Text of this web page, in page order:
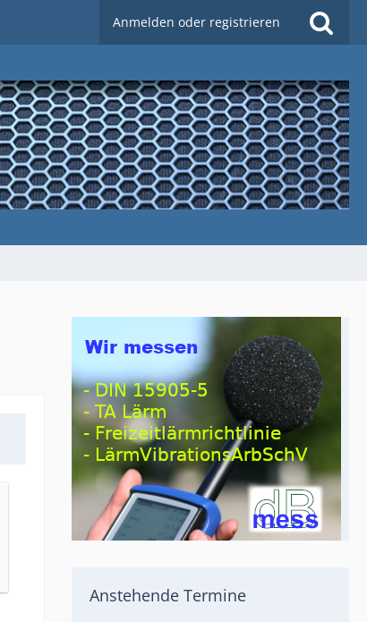
Anmelden oder registrieren
Anstehende Termine